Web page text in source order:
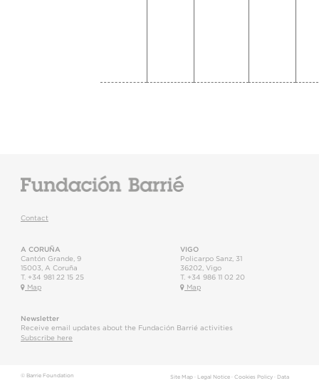
Contact
A CORUÑA
Cantón Grande, 9
15003
A Coruña
T. +34 981 22 15 25
Map
VIGO
Policarpo Sanz, 31
36202 Vigo
T. +34 986 11 02 20
Map
Newsletter
Receive email updates about the Fundación Barrié activities
Subscribe here
© Barrie Foundation Site Map· Legal Notice· Cookies Policy· Data